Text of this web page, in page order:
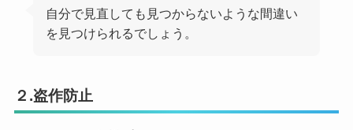
自分で見直しても見つからないような間違い
を見つけられるでしょう。
２.盗作防止